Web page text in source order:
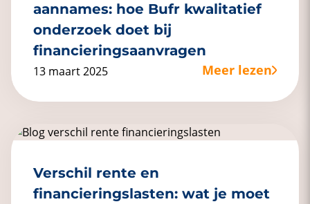
aannames: hoe Bufr kwalitatief
onderzoek doet bij
financieringsaanvragen
13 maart 2025 Meer lezen
Verschil rente en
financieringslasten: wat je moet